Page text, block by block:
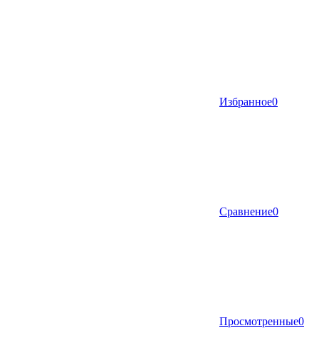
Избранное0
Сравнение0
Просмотренные0